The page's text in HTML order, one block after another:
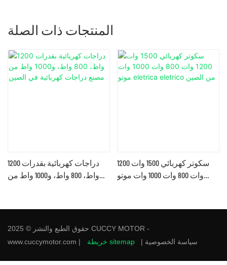
المنتجات ذات الصلة
دراجات كهربائية بقدرات 1200
واط، 800 واط، و1000 واط من
سكوتر كهربائي 1500 وات 1200
وات 800 وات 1000 وات موتو
حقوق الطبع والنشر © 2025 CUCCY MOTOR -
www.cuccymotor.com |
خريطة sitemap | سياسة الخصوصية